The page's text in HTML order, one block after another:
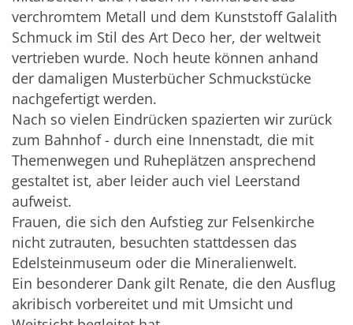
verchromtem Metall und dem Kunststoff Galalith
Schmuck im Stil des Art Deco her, der weltweit
vertrieben wurde. Noch heute können anhand
der damaligen Musterbücher Schmuckstücke
nachgefertigt werden.
Nach so vielen Eindrücken spazierten wir zurück
zum Bahnhof - durch eine Innenstadt, die mit
Themenwegen und Ruheplätzen ansprechend
gestaltet ist, aber leider auch viel Leerstand
aufweist.
Frauen, die sich den Aufstieg zur Felsenkirche
nicht zutrauten, besuchten stattdessen das
Edelsteinmuseum oder die Mineralienwelt.
Ein besonderer Dank gilt Renate, die den Ausflug
akribisch vorbereitet und mit Umsicht und